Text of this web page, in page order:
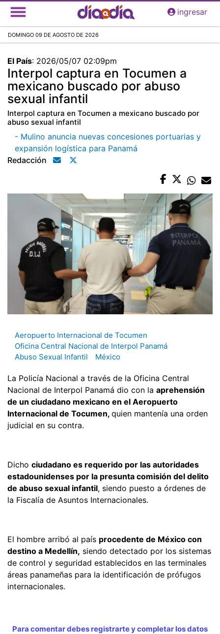
Pasar
al
principal
ingresar
DOMINGO 09 DE AGOSTO DE 2026
El País: 2026/05/07 02:09pm
Interpol captura en Tocumen a
mexicano buscado por abuso
sexual infantil
Interpol captura en Tocumen a mexicano buscado por
abuso sexual infantil
- Mulino anuncia nuevas concesiones portuarias y
expansión logística para Panamá
Redacción
Aeropuerto Internacional de Tocumen
Oficina Central Nacional de Interpol Panamá
Abuso Sexual Infantil
México
La Policía Nacional a través de la Oficina Central
Nacional de Interpol Panamá dio con la aprehensión
de un ciudadano mexicano en el Aeropuerto
Internacional de Tocumen, quien mantenía una orden
judicial en su contra.
Dicho ciudadano es requerido por las autoridades
estadounidenses por la presunta comisión del delito
de abuso sexual infantil, siendo puesto a órdenes de
la Fiscalía de Asuntos Internacionales.
El hombre arribó al país procedente de México con
destino a Medellín, siendo detectado por los sistemas
de control y seguridad establecidos en las terminales
áreas panameñas para la identificación de prófugos
internacionales.
Para comentar debes registrarte y completar los datos